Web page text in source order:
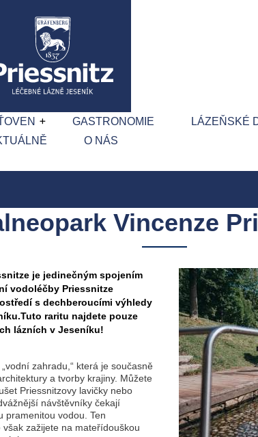
GASTRONOMIE LÁZEŇSKÉ
O NÁS
Vincenze
je jedinečným spojením
vodoléčby Priessnitze
s dechberoucími výhledy
raritu najdete pouze
lázních v Jeseníku!
zahradu,“ která je současně
a tvorby krajiny. Můžete
Priessnitzovy lavičky nebo
návštěvníky čekají
pramenitou vodou. Ten
zažijete na mateřídouškou